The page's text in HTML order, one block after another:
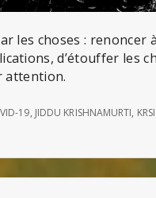
les choses : renoncer
d’étouffer les
attention.
19, JIDDU KRISHNAMURTI,